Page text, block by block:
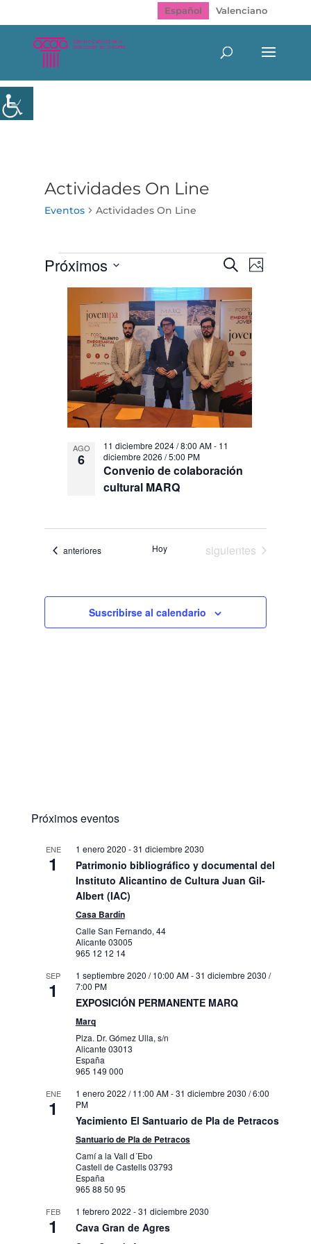
Español Valenciano
Actividades On Line
Eventos Actividades On Line
Eventos
Navegación
de
búsqueda
y
vistas
de
Eventos
Buscar
de
Foto
Próximos
events
Photo
AGO
6
Convenio de colaboración
cultural MARQ
11 diciembre 2024 / 8:00 AM- 11
diciembre 2026 / 5:00 PM
Eventos
anteriores Hoy Eventos
siguientes
Suscribirse al calendario
Próximos eventos
ENE
1
1 enero 2020 -31 diciembre 2030
Patrimonio bibliográfico y documental del
Instituto Alicantino de Cultura Juan Gil-
Albert (IAC)
Casa Bardín
Calle San Fernando, 44
Alicante 03005
965 12 12 14
SEP
1
1 septiembre 2020 / 10:00 AM-31 diciembre 2030 /
7:00 PM
EXPOSICIÓN PERMANENTE MARQ
Marq
Plza. Dr. Gómez Ulla, s/n
Alicante 03013
España
965 149 000
ENE
1
1 enero 2022 / 11:00 AM-31 diciembre 2030 / 6:00
PM
Yacimiento El Santuario de Pla de Petracos
Santuario de Pla de Petracos
Camí a la Vall d´Ebo
Castell de Castells03793
España
965 88 50 95
FEB
1
1 febrero 2022 -31 diciembre 2030
Cava Gran de Agres